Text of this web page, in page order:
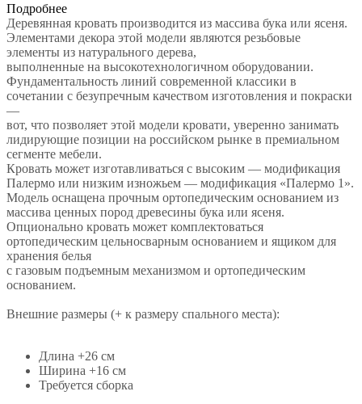
Подробнее
Деревянная кровать производится из массива бука или ясеня.
Элементами декора этой модели являются резьбовые
элементы из натурального дерева,
выполненные на высокотехнологичном оборудовании.
Фундаментальность линий современной классики в
сочетании с безупречным качеством изготовления и покраски
—
вот, что позволяет этой модели кровати, уверенно занимать
лидирующие позиции на российском рынке в премиальном
сегменте мебели.
Кровать может изготавливаться с высоким — модификация
Палермо или низким изножьем — модификация «Палермо 1».
Модель оснащена прочным ортопедическим основанием из
массива ценных пород древесины бука или ясеня.
Опционально кровать может комплектоваться
ортопедическим цельносварным основанием и ящиком для
хранения белья
с газовым подъемным механизмом и ортопедическим
основанием.
Внешние размеры (+ к размеру спального места):
Длина +26 см
Ширина +16 см
Требуется сборка